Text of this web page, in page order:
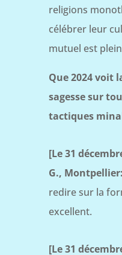
religions
célébrer leur
mutuel est
Que 2024 voit
sagesse sur
tactiques
[Le 31
G., Montpellier:
redire sur la
excellent.
[Le 31